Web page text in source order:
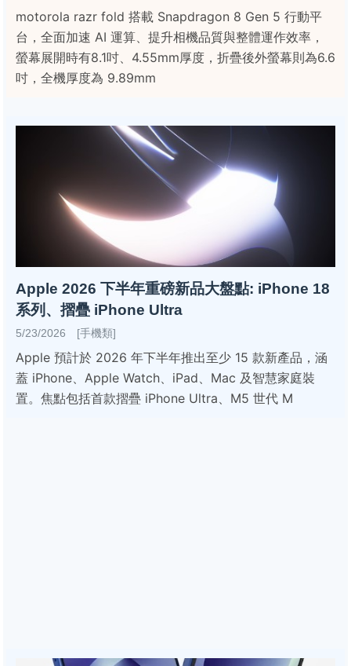
motorola razr fold 搭載 Snapdragon 8 Gen 5 行動平
台，全面加速 AI 運算、提升相機品質與整體運作效率，
螢幕展開時有8.1吋、4.55mm厚度，折疊後外螢幕則為6.6
吋，全機厚度為 9.89mm
Apple 2026 下半年重磅新品大盤點: iPhone 18
系列、摺疊 iPhone Ultra
5/23/2026 [手機類]
Apple 預計於 2026 年下半年推出至少 15 款新產品，涵
蓋 iPhone、Apple Watch、iPad、Mac 及智慧家庭裝
置。焦點包括首款摺疊 iPhone Ultra、M5 世代 M